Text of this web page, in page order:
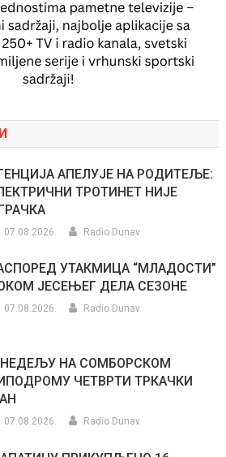
АПЕЛУЈЕ НА РОДИТЕЉЕ:
ТРОТИНЕТ НИЈЕ
07.08.2026. Radio Dunav
УТАКМИЦА “МЛАДОСТИ”
ЈЕСЕЊЕГ ДЕЛА СЕЗОНЕ
07.08.2026. Radio Dunav
НА СОМБОРСКОМ
ЧЕТВРТИ ТРКАЧКИ
07.08.2026. Radio Dunav